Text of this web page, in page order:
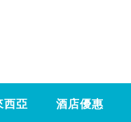
西亞 酒店優惠